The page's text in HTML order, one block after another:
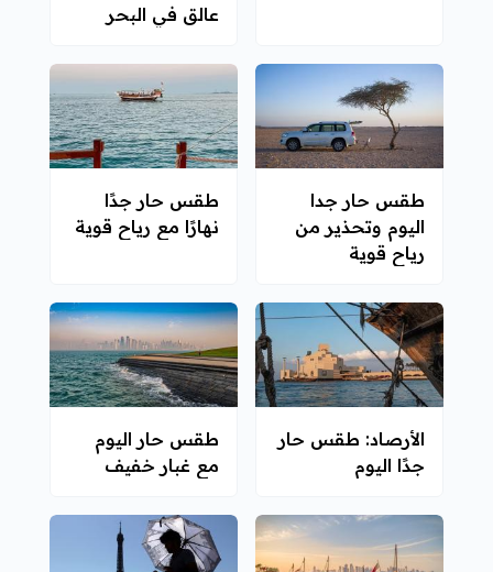
عالق في البحر
طقس حار جدا
اليوم وتحذير من
رياح قوية
طقس حار جدًا
نهارًا مع رياح قوية
الأرصاد: طقس حار
جدًا اليوم
طقس حار اليوم
مع غبار خفيف